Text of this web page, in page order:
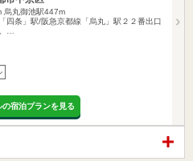
烏丸御池駅447m
四条」駅/阪急京都線「烏丸」駅２２番出口
…
宿泊プランを見る